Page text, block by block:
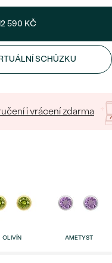
590 KČ
SCHŮZKU
i vrácení zdarma
OLIVÍN AMETYST